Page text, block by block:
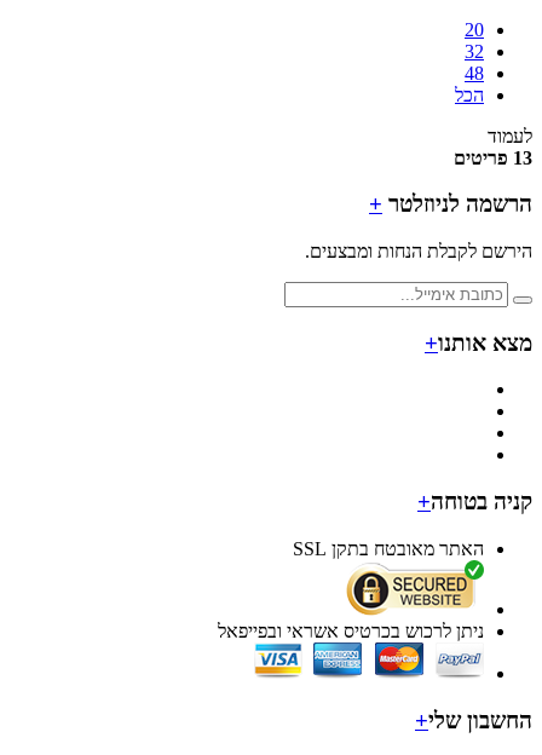
הכל
לניוזלטר+
לקבלת הנחות ומבצעים.
אותנו+
בטוחה+
האתר מאובטח בתקן SSL
ניתן לרכוש בכרטיס אשראי ובפייפאל
שלי+